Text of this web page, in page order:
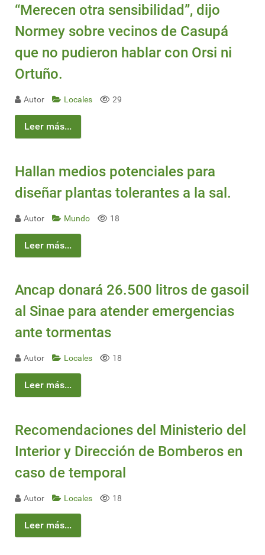
“Merecen otra sensibilidad”, dijo
Normey sobre vecinos de Casupá
que no pudieron hablar con Orsi ni
Ortuño.
Autor Locales 29
Leer más...
Hallan medios potenciales para
diseñar plantas tolerantes a la sal.
Autor Mundo 18
Leer más...
Ancap donará 26.500 litros de gasoil
al Sinae para atender emergencias
ante tormentas
Autor Locales 18
Leer más...
Recomendaciones del Ministerio del
Interior y Dirección de Bomberos en
caso de temporal
Autor Locales 18
Leer más...